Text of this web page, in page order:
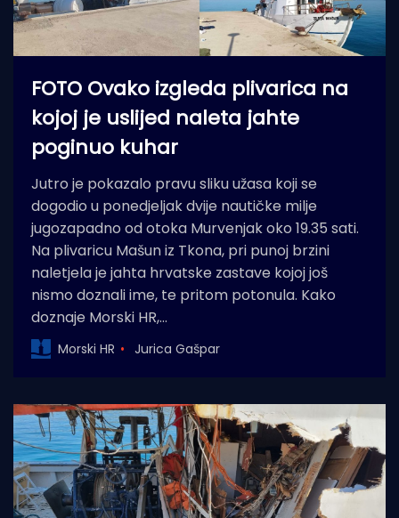
FOTO Ovako izgleda plivarica na
kojoj je uslijed naleta jahte
poginuo kuhar
Jutro je pokazalo pravu sliku užasa koji se
dogodio u ponedjeljak dvije nautičke milje
jugozapadno od otoka Murvenjak oko 19.35 sati.
Na plivaricu Mašun iz Tkona, pri punoj brzini
naletjela je jahta hrvatske zastave kojoj još
nismo doznali ime, te pritom potonula. Kako
doznaje Morski HR,…
Morski HR Jurica Gašpar